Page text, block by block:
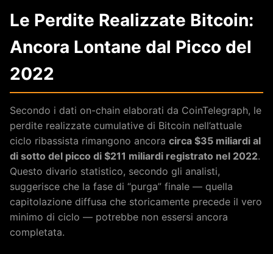
Le Perdite Realizzate Bitcoin:
Ancora Lontane dal Picco del
2022
Secondo i dati on-chain elaborati da CoinTelegraph, le
perdite realizzate cumulative di Bitcoin nell’attuale
ciclo ribassista rimangono ancora circa $35 miliardi al
di sotto del picco di $211 miliardi registrato nel 2022.
Questo divario statistico, secondo gli analisti,
suggerisce che la fase di “purga” finale — quella
capitolazione diffusa che storicamente precede il vero
minimo di ciclo — potrebbe non essersi ancora
completata.